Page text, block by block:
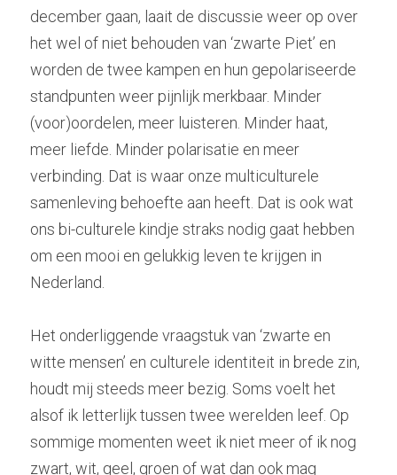
december gaan, laait de discussie weer op over
het wel of niet behouden van ‘zwarte Piet’ en
worden de twee kampen en hun gepolariseerde
standpunten weer pijnlijk merkbaar. Minder
(voor)oordelen, meer luisteren. Minder haat,
meer liefde. Minder polarisatie en meer
verbinding. Dat is waar onze multiculturele
samenleving behoefte aan heeft. Dat is ook wat
ons bi-culturele kindje straks nodig gaat hebben
om een mooi en gelukkig leven te krijgen in
Nederland.
Het onderliggende vraagstuk van ‘zwarte en
witte mensen’ en culturele identiteit in brede zin,
houdt mij steeds meer bezig. Soms voelt het
alsof ik letterlijk tussen twee werelden leef. Op
sommige momenten weet ik niet meer of ik nog
zwart, wit, geel, groen of wat dan ook mag